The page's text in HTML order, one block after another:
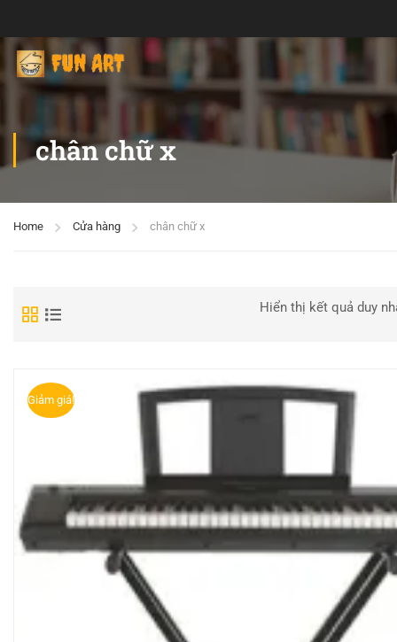
chân chữ x
Home Cửa hàng chân chữ x
Hiển thị kết quả duy
Giảm giá!